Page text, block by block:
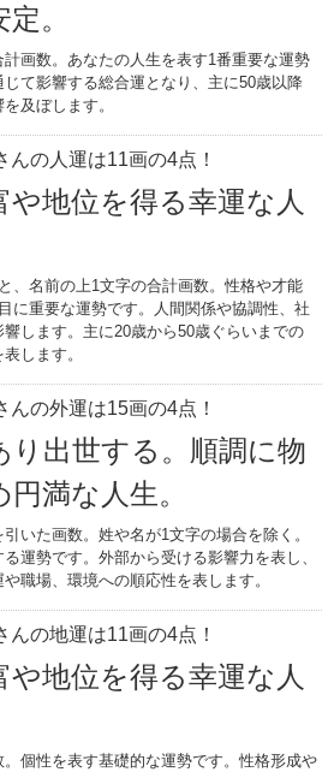
。
画数。あなたの人生を表す1番重要な運勢
て影響する総合運となり、主に50歳以降
及ぼします。
んの人運は11画の4点！
や地位を得る幸運な人
、名前の上1文字の合計画数。性格や才能
に重要な運勢です。人間関係や協調性、社
します。主に20歳から50歳ぐらいまでの
します。
んの外運は15画の4点！
り出世する。順調に物
満な人生。
いた画数。姓や名が1文字の場合を除く。
運勢です。外部から受ける影響力を表し、
職場、環境への順応性を表します。
んの地運は11画の4点！
や地位を得る幸運な人
個性を表す基礎的な運勢です。性格形成や